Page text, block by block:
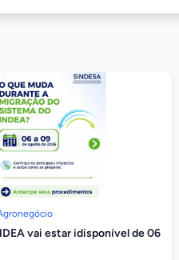
vai estar idisponível de 06